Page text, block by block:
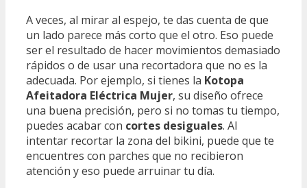
A veces, al mirar al espejo, te das cuenta de que
un lado parece más corto que el otro. Eso puede
ser el resultado de hacer movimientos demasiado
rápidos o de usar una recortadora que no es la
adecuada. Por ejemplo, si tienes la Kotopa
Afeitadora Eléctrica Mujer, su diseño ofrece
una buena precisión, pero si no tomas tu tiempo,
puedes acabar con cortes desiguales. Al
intentar recortar la zona del bikini, puede que te
encuentres con parches que no recibieron
atención y eso puede arruinar tu día.